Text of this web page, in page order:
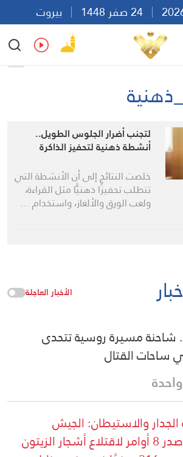
بيروت
Ar
لتجنب أضرار الجلوس الطويل..
أنشطة ذهنية لتحفيز الذاكرة
خلصت النتائج إلى أن الأنشطة التي
تتطلب تحفيزًا ذهنيًّا مثل القراءة،
ولعب الورق والألغاز، واستخدام …
الأخبار العاجلة
شاحنة مسيرة روسية تتحدى
القتال
والاستيطان: الجيش
الإسرائيلي أصدر 8 أوامر لاقتلاع أشجار الزيتون